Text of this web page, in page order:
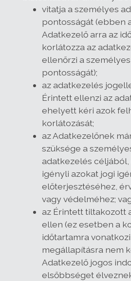
vitatja a személyes
pontosságát (ebben
Adatkezelő arra az
korlátozza az
ellenőrzi a
pontosságát);
az adatkezelés
Érintett ellenzi az
ehelyett kéri azok
korlátozását;
az Adatkezelőnek
szüksége a
adatkezelés céljából,
igényli azokat jogi
előterjesztéséhez,
vagy védelméhez;
az Érintett tiltakozott
ellen (ez esetben a
időtartamra
megállapításra nem
Adatkezelő jogos
elsőbbséget